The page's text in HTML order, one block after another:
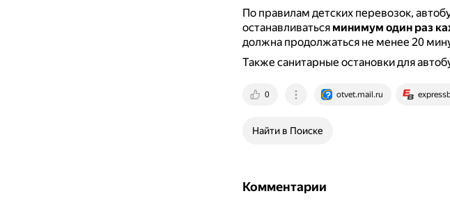
По правилам детских перевозок,
останавливаться минимум один раз
должна продолжаться не менее 20
Также санитарные остановки для
0 otvet.mail.ru
Найти в Поиске
Комментарии